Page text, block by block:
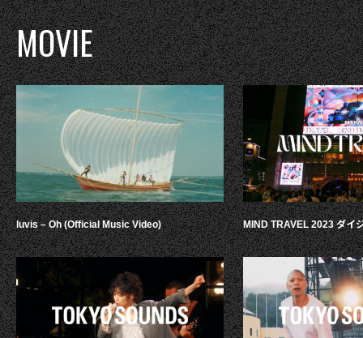
MOVIE
luvis – Oh (Official Music Video) MIND TRAVEL 2023 ダイ